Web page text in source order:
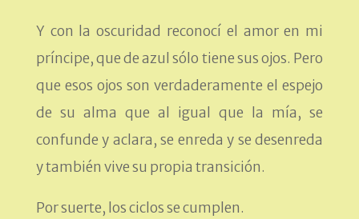
Y con la oscuridad reconocí el amor en mi
príncipe, que de azul sólo tiene sus ojos. Pero
que esos ojos son verdaderamente el espejo
de su alma que al igual que la mía, se
confunde y aclara, se enreda y se desenreda
y también vive su propia transición.
Por suerte, los ciclos se cumplen.